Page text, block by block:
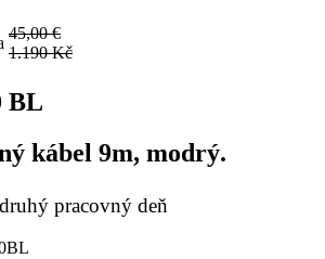
45,00 €
1.190 Kč
BL
kábel 9m, modrý.
pracovný deň